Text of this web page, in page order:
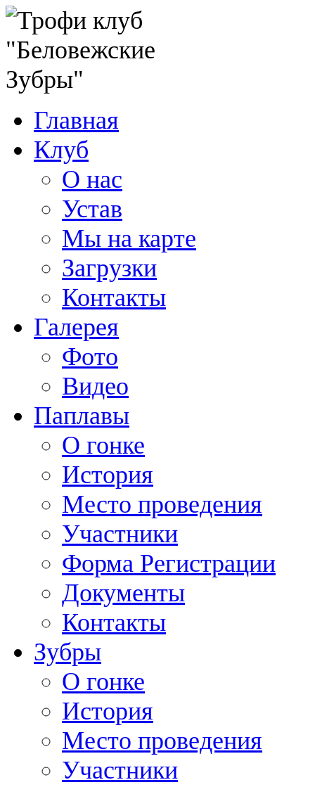
Главная
Клуб
О нас
Устав
Мы на карте
Загрузки
Контакты
Галерея
Фото
Видео
Паплавы
О гонке
История
Место проведения
Участники
Форма Регистрации
Документы
Контакты
Зубры
О гонке
История
Место проведения
Участники